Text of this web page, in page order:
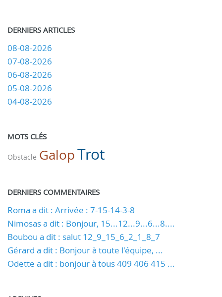
DERNIERS ARTICLES
08-08-2026
07-08-2026
06-08-2026
05-08-2026
04-08-2026
MOTS CLÉS
Obstacle GalopTrot
DERNIERS COMMENTAIRES
Roma a dit : Arrivée : 7-15-14-3-8
Nimosas a dit : Bonjour, 15...12...9...6...8....
Boubou a dit : salut 12_9_15_6_2_1_8_7
Gérard a dit : Bonjour à toute l'équipe, ...
Odette a dit : bonjour à tous 409 406 415 ...